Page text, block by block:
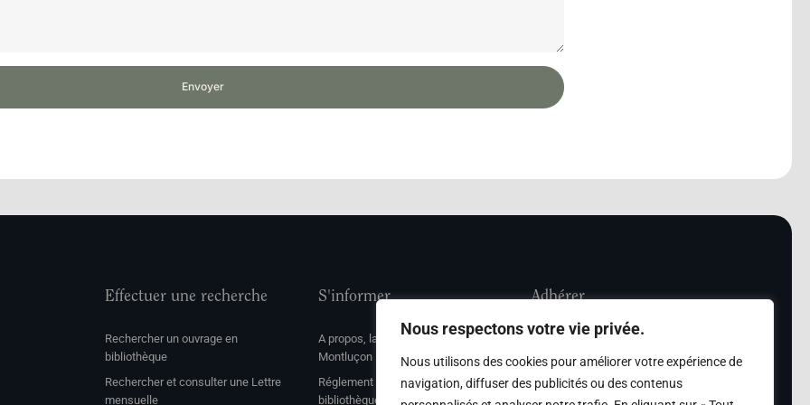
Nous respectons votre vie privée.
Nous utilisons des cookies pour améliorer votre expérience de
navigation, diffuser des publicités ou des contenus
Envoyer
Effectuer une recherche
Rechercher un ouvrage en
bibliothèque
Rechercher et consulter une Lettre
mensuelle
S'informer
A propos, la société Les Amis de
Montluçon
Réglement de consultation de la
bibliothèque et des archives des Amis
Adhérer
Adhésion